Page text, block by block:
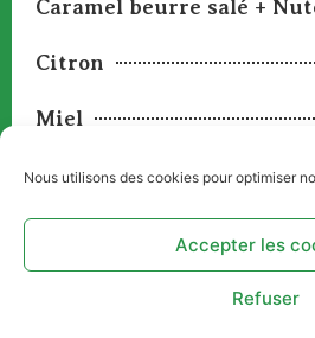
Nous utilisons des cookies pour optimiser
Accepter les
Refuser
Caramel beurre salé +
Citron
Miel
Citron et miel